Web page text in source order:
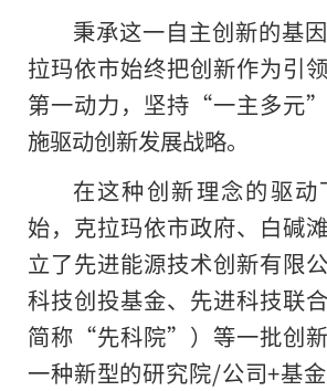
秉承这一自主创新的基
拉玛依市始终把创新作为引
第一动力，坚持“一主多元
施驱动创新发展战略。
在这种创新理念的驱动
始，克拉玛依市政府、白碱
立了先进能源技术创新有限
科技创投基金、先进科技联
简称“先科院”）等一批创
一种新型的研究院/公司+基